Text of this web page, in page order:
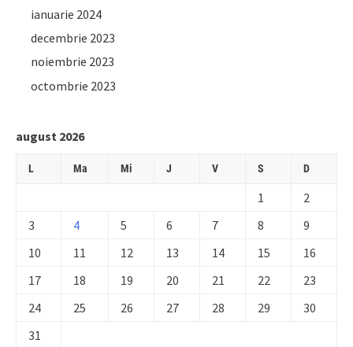
ianuarie 2024
decembrie 2023
noiembrie 2023
octombrie 2023
august 2026
L Ma Mi J V S D
1
2
3
4 5 6 7 8
9
10
11 12 13 14 15
16
17
18 19 20 21 22
23
24
25 26 27 28 29
30
31